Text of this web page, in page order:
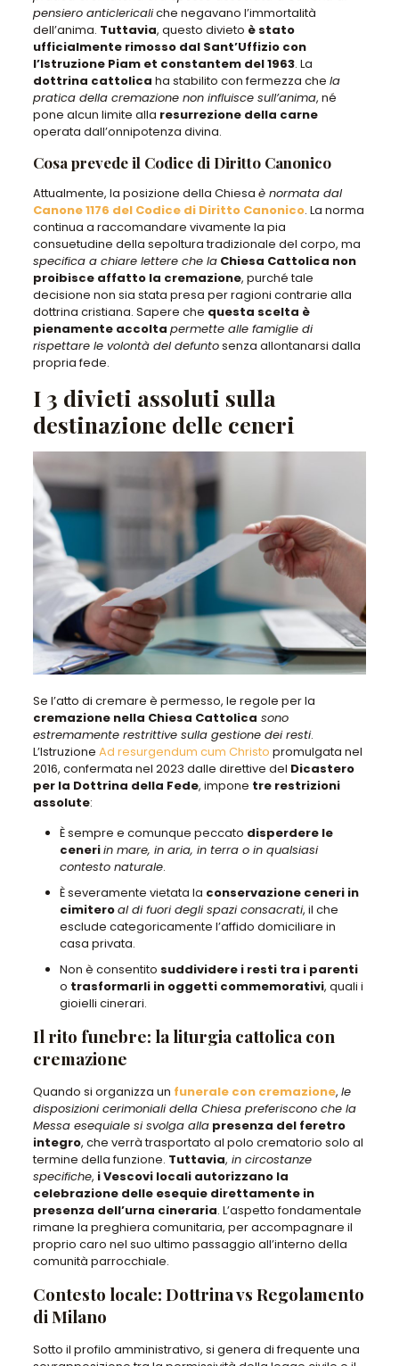
pensiero anticlericaliche negavano l’immortalità
dell’anima. Tuttavia, questo divieto è stato
ufficialmente rimosso dal Sant’Uffizio con
l’Istruzione Piam et constantem del 1963. La
dottrina cattolica ha stabilito con fermezza che la
pratica della cremazione non influisce sull’anima, né
pone alcun limite alla resurrezione della carne
operata dall’onnipotenza divina.
Cosa prevede il Codice di Diritto Canonico
Attualmente, la posizione della Chiesa è normata dal
Canone 1176 del Codice di Diritto Canonico. La norma
continua a raccomandare vivamente la pia
consuetudine della sepoltura tradizionale del corpo, ma
specifica a chiare lettere che la Chiesa Cattolica non
proibisce affatto la cremazione, purché tale
decisione non sia stata presa per ragioni contrarie alla
dottrina cristiana. Sapere che questa scelta è
pienamente accolta permette alle famiglie di
rispettare le volontà del defuntosenza allontanarsi dalla
propria fede.
I 3 divieti assoluti sulla
destinazione delle ceneri
Se l’atto di cremare è permesso, le regole per la
cremazione nella Chiesa Cattolica sono
estremamente restrittive sulla gestione dei resti.
L’Istruzione Ad resurgendum cum Christo promulgata nel
2016, confermata nel 2023 dalle direttive del Dicastero
per la Dottrina della Fede, impone tre restrizioni
assolute:
È sempre e comunque peccato disperdere le
ceneriin mare, in aria, in terra o in qualsiasi
contesto naturale.
È severamente vietata la conservazione ceneri in
cimiteroal di fuori degli spazi consacrati, il che
esclude categoricamente l’affido domiciliare in
casa privata.
Non è consentito suddividere i resti tra i parenti
o trasformarli in oggetti commemorativi, quali i
gioielli cinerari.
Il rito funebre: la liturgia cattolica con
cremazione
Quando si organizza un funerale con cremazione, le
disposizioni cerimoniali della Chiesa preferiscono che la
Messa esequiale si svolga alla presenza del feretro
integro, che verrà trasportato al polo crematorio solo al
termine della funzione. Tuttavia, in circostanze
specifiche, i Vescovi locali autorizzano la
celebrazione delle esequie direttamente in
presenza dell’urna cineraria. L’aspetto fondamentale
rimane la preghiera comunitaria, per accompagnare il
proprio caro nel suo ultimo passaggio all’interno della
comunità parrocchiale.
Contesto locale: Dottrina vs Regolamento
di Milano
Sotto il profilo amministrativo, si genera di frequente una